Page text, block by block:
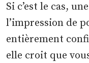
Si c’est le cas,
l’impression de
entièrement
elle croit que